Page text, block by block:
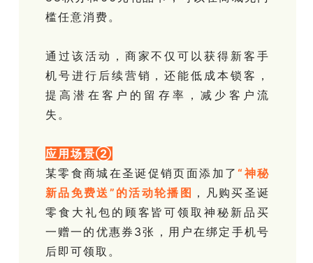
槛任意消费。
通过该活动，商家不仅可以获得新客手
机号进行后续营销，还能低成本锁客，
提高潜在客户的留存率，减少客户流
失。
应用场景②
某零食商城在圣诞促销页面添加了“神秘
新品免费送”的活动轮播图 ，凡购买圣诞
零食大礼包的顾客皆可领取神秘新品买
一赠一的优惠券3张，用户在绑定手机号
后即可领取。